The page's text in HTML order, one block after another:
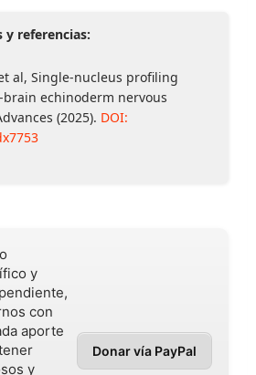
y referencias:
al, Single-nucleus profiling
echinoderm nervous
(2025). DOI:
y
con
aporte
y
Donar vía PayPal